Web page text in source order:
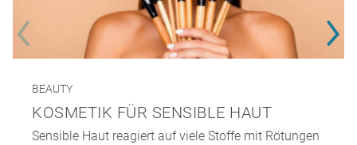
BEAUTY
KOSMETIK FÜR SENSIBLE HAUT
Sensible Haut reagiert auf viele Stoffe mit Rötungen